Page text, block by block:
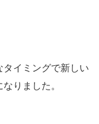
イミングで新しい
りました。